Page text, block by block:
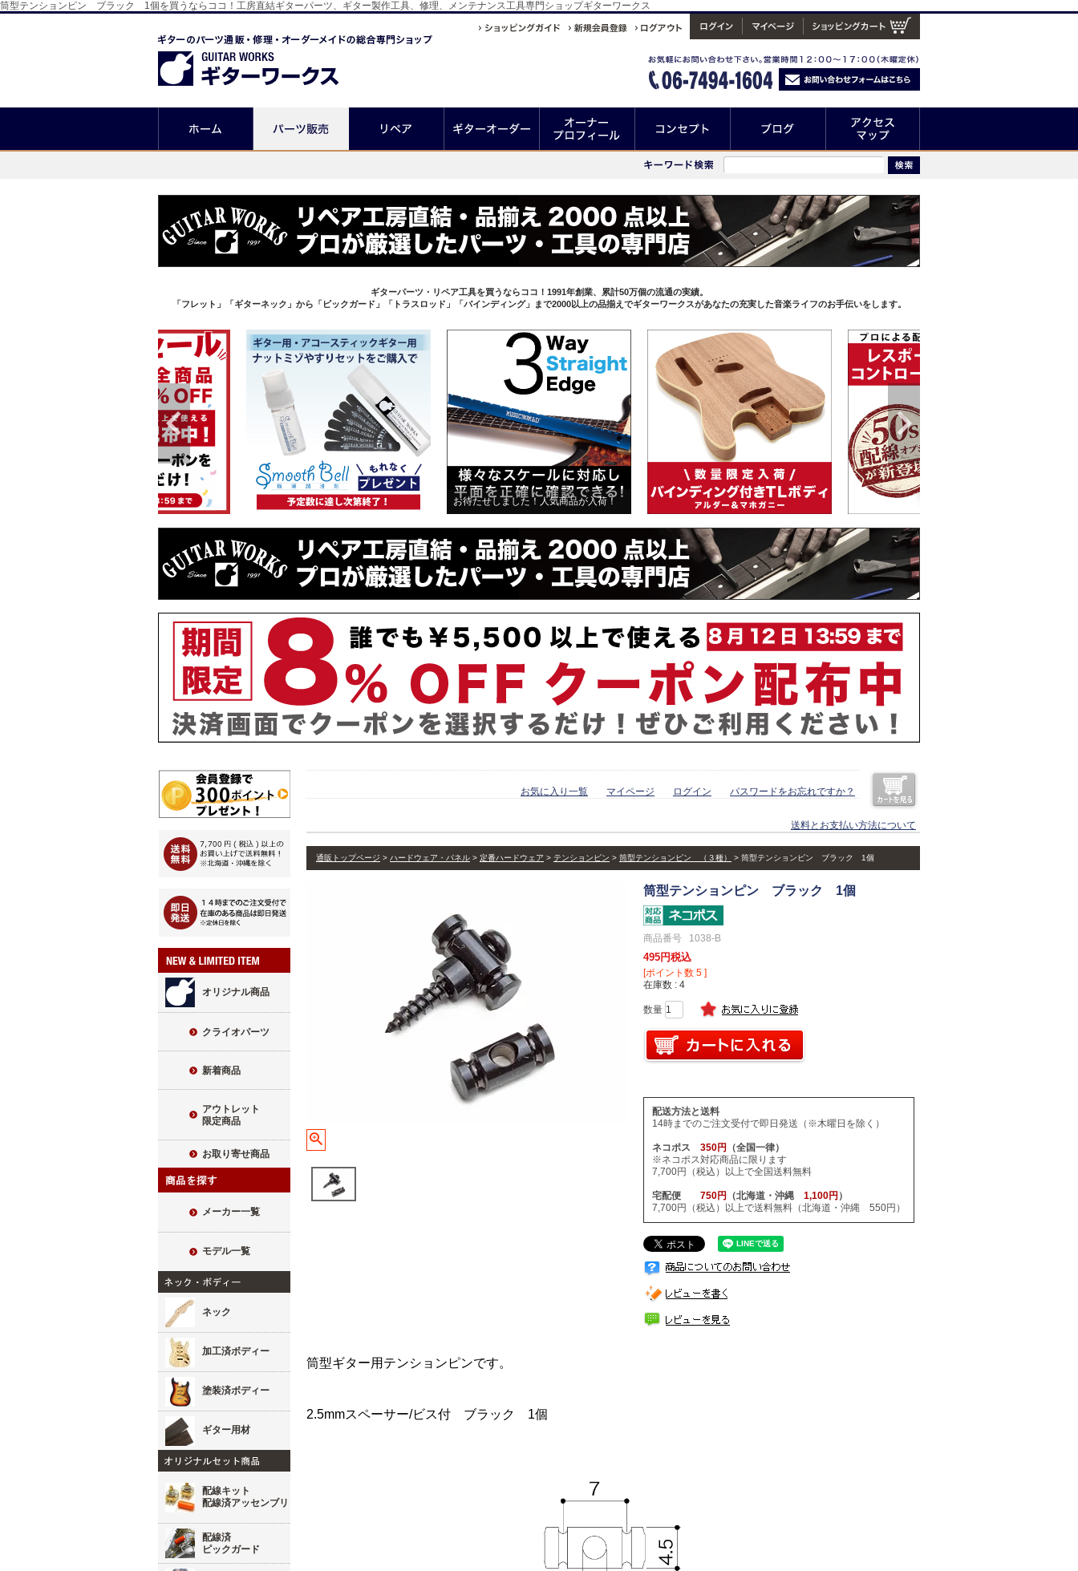
筒型テンションピン ブラック 1個を買うならココ！工房直結ギターパーツ、ギター製作工具、修理、メンテナンス工具専門ショップギターワークス
ギターパーツ・リペア工具を買うならココ！1991年創業、累計50万個の流通の実績。
「フレット」「ギターネック」から「ピックガード」「トラスロッド」「バインディング」まで2000以上の品揃えでギターワークスがあなたの充実した音楽ライフのお手伝いをします。
お待たせしました！人気商品が入荷！
オリジナル商品
クライオパーツ
新着商品
アウトレット
限定商品
お取り寄せ商品
メーカー一覧
モデル一覧
ネック
加工済ボディー
塗装済ボディー
ギター用材
配線キット
配線済アッセンブリ
配線済
ピックガード
お気に入り一覧 マイページ ログイン パスワードをお忘れですか？
送料とお支払い方法について
通販トップページ ハードウェア・パネル 定番ハードウェア テンションピン 筒型テンションピン （３種） 筒型テンションピン ブラック 1個
筒型テンションピン ブラック 1個
商品番号 1038-B
495 税込
[ポイント数 5 ]
在庫数
4
配送方法と送料
14時までのご注文受付で即日発送（※木曜日を除く）
ネコポス 350円
（全国一律）
※ネコポス対応商品に限ります
7,700円（税込）以上で全国送料無料
宅配便 750円 （北海道・沖縄 1,100円 ）
7,700円（税込）以上で送料無料（北海道・沖縄 550円）
筒型ギター用テンションピンです。
2.5mmスペーサー/ビス付 ブラック 1個